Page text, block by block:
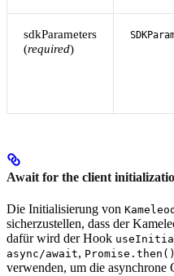
sdkParameters
(required)
Await for the client
Die Initialisierung von
sicherzustellen, dass der
dafür wird der Hook
async/await, Promise.then()
verwenden, um die asynchrone